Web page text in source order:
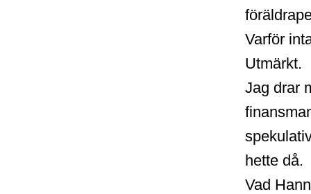
Varför
Utmärkt.
Jag drar
hette då.
Vad